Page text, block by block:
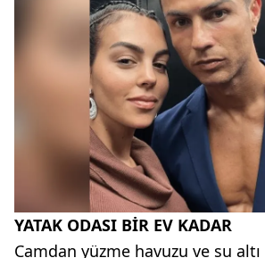
YATAK ODASI BİR EV KADAR
Camdan yüzme havuzu ve su